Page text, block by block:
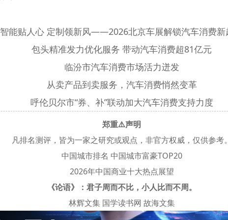
智能贴人心 定制领新风——2026北京车展解锁汽车消费新
包头精准发力优化服务 带动汽车消费超81亿元
临汾市汽车消费市场活力迸发
从卖产品到卖服务，汽车消费悄然变革
呼伦贝尔市“券、补”联动加大汽车消费支持力度
郑重⚠️声明
凡排名测评，皆为一家之研究或观点，非官方权威，仅供参考
中国城市排名 中国城市富豪TOP20
2026年中国商业十大热点展望
《论语》：君子周而不比，小人比而不周。
林辉文集 国学读书网 故海文集